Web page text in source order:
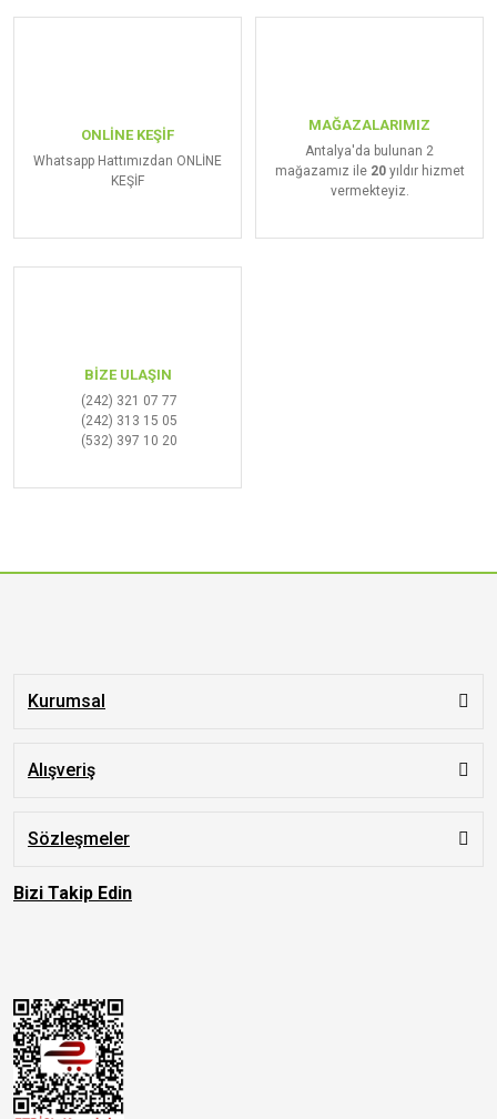
ONLİNE KEŞİF
Whatsapp Hattımızdan ONLİNE
KEŞİF
MAĞAZALARIMIZ
Antalya'da bulunan 2
mağazamız ile 20yıldır hizmet
vermekteyiz.
BİZE ULAŞIN
(242) 321 07 77
(242) 313 15 05
(532) 397 10 20
Kurumsal
Alışveriş
Sözleşmeler
Bizi Takip Edin